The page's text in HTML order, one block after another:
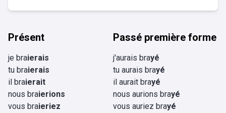
Présent
je braierais
tu braierais
il braierait
nous braierions
vous braieriez
Passé première forme
j'aurais brayé
tu aurais brayé
il aurait brayé
nous aurions brayé
vous auriez brayé